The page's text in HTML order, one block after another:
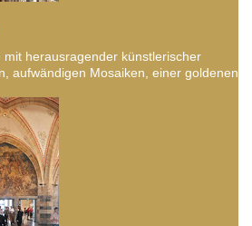
mit herausragender künstlerischer
aufwändigen Mosaiken, einer goldenen